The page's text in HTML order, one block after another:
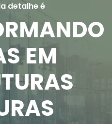
detalhe é
EM